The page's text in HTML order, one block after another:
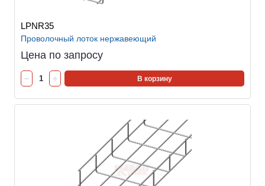
LPNR35
Проволочный лоток нержавеющий
Цена по запросу
В корзину